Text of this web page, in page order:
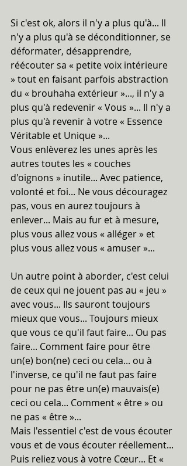
Si c'est ok, alors il n'y a plus qu'à... Il
n'y a plus qu'à se déconditionner, se
déformater, désapprendre,
réécouter sa « petite voix intérieure
» tout en faisant parfois abstraction
du « brouhaha extérieur »..., il n'y a
plus qu'à redevenir « Vous »... Il n'y a
plus qu'à revenir à votre « Essence
Véritable et Unique »...
Vous enlèverez les unes après les
autres toutes les « couches
d'oignons » inutile... Avec patience,
volonté et foi... Ne vous découragez
pas, vous en aurez toujours à
enlever... Mais au fur et à mesure,
plus vous allez vous « alléger » et
plus vous allez vous « amuser »...
Un autre point à aborder, c'est celui
de ceux qui ne jouent pas au « jeu »
avec vous... Ils sauront toujours
mieux que vous... Toujours mieux
que vous ce qu'il faut faire... Ou pas
faire... Comment faire pour être
un(e) bon(ne) ceci ou cela... ou à
l'inverse, ce qu'il ne faut pas faire
pour ne pas être un(e) mauvais(e)
ceci ou cela... Comment « être » ou
ne pas « être »...
Mais l'essentiel c'est de vous écouter
vous et de vous écouter réellement...
Puis reliez vous à votre Cœur... Et «